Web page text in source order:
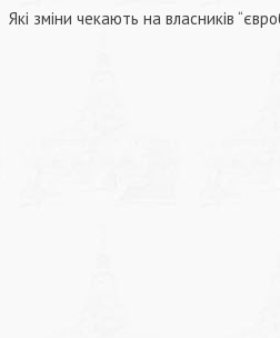
Які зміни чекають на власників